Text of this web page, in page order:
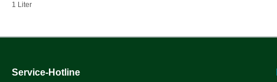
1 Liter
Service-Hotline